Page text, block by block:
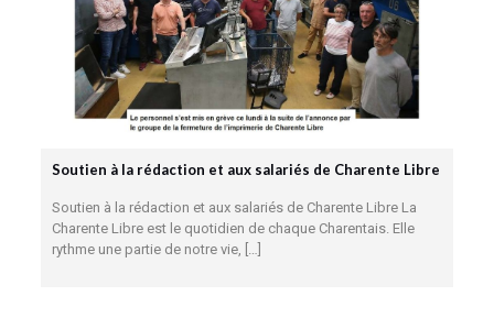
Soutien à la rédaction et aux salariés de Charente Libre
Soutien à la rédaction et aux salariés de Charente Libre La
Charente Libre est le quotidien de chaque Charentais. Elle
rythme une partie de notre vie, […]